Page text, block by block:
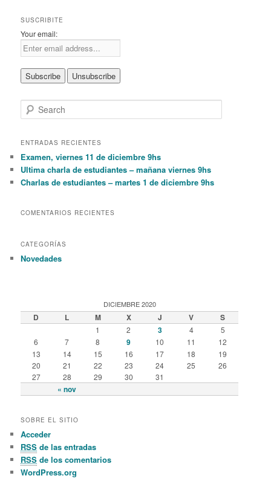
SUSCRIBITE
Your email:
e
r
h
ENTRADAS RECIENTES
Examen, viernes 11 de diciembre 9hs
Ultima charla de estudiantes – mañana viernes 9hs
Charlas de estudiantes – martes 1 de diciembre 9hs
COMENTARIOS RECIENTES
CATEGORÍAS
Novedades
DICIEMBRE 2020
D L M X J V S
« nov
1 2 3 4
5
6
7 8 9 10 11
12
13
14 15 16 17 18
19
20
21 22 23 24 25
26
27
28 29 30 31
SOBRE EL SITIO
Acceder
RSS de las entradas
RSS de los comentarios
WordPress.org